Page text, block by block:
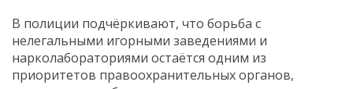
В полиции подчёркивают, что борьба с
нелегальными игорными заведениями и
нарколабораториями остаётся одним из
приоритетов правоохранительных органов,